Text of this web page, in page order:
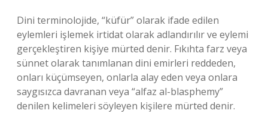
Dini terminolojide, “küfür” olarak ifade edilen
eylemleri işlemek irtidat olarak adlandırılır ve eylemi
gerçekleştiren kişiye mürted denir. Fıkıhta farz veya
sünnet olarak tanımlanan dini emirleri reddeden,
onları küçümseyen, onlarla alay eden veya onlara
saygısızca davranan veya “alfaz al-blasphemy”
denilen kelimeleri söyleyen kişilere mürted denir.